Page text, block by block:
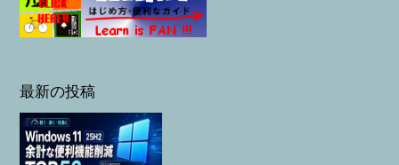
最新の投稿